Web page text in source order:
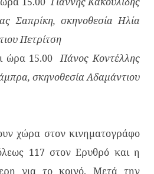
Σαπρίκη, σκηνοθεσία Ηλία
Πετρίτση
ώρα 15.00Πάνος Κοντέλλης
σκηνοθεσία Αδαμάντιου
χώρα στον κινηματογράφο
117 στον Ερυθρό και η
για το κοινό. Μετά την